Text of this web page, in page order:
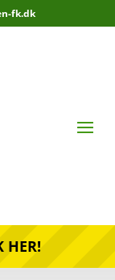
fk.dk
HER!